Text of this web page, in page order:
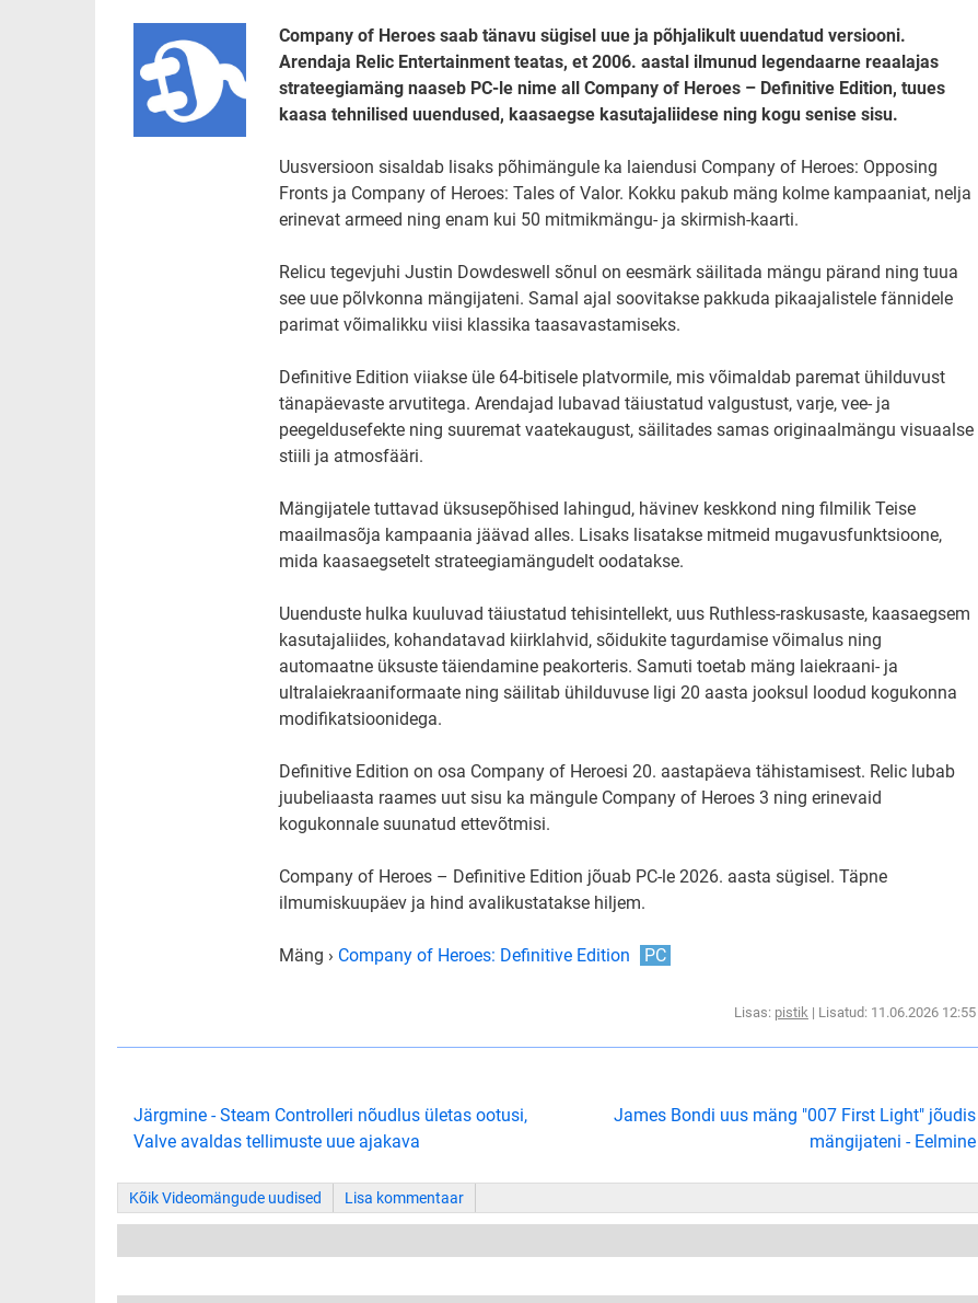
Company of Heroes saab tänavu sügisel uue ja põhjalikult uuendatud versiooni.
Arendaja Relic Entertainment teatas, et 2006. aastal ilmunud legendaarne reaalajas
strateegiamäng naaseb PC-le nime all Company of Heroes – Definitive Edition, tuues
kaasa tehnilised uuendused, kaasaegse kasutajaliidese ning kogu senise sisu.
Uusversioon sisaldab lisaks põhimängule ka laiendusi Company of Heroes: Opposing
Fronts ja Company of Heroes: Tales of Valor. Kokku pakub mäng kolme kampaaniat, nelja
erinevat armeed ning enam kui 50 mitmikmängu- ja skirmish-kaarti.
Relicu tegevjuhi Justin Dowdeswell sõnul on eesmärk säilitada mängu pärand ning tuua
see uue põlvkonna mängijateni. Samal ajal soovitakse pakkuda pikaajalistele fännidele
parimat võimalikku viisi klassika taasavastamiseks.
Definitive Edition viiakse üle 64-bitisele platvormile, mis võimaldab paremat ühilduvust
tänapäevaste arvutitega. Arendajad lubavad täiustatud valgustust, varje, vee- ja
peegeldusefekte ning suuremat vaatekaugust, säilitades samas originaalmängu visuaalse
stiili ja atmosfääri.
Mängijatele tuttavad üksusepõhised lahingud, hävinev keskkond ning filmilik Teise
maailmasõja kampaania jäävad alles. Lisaks lisatakse mitmeid mugavusfunktsioone,
mida kaasaegsetelt strateegiamängudelt oodatakse.
Uuenduste hulka kuuluvad täiustatud tehisintellekt, uus Ruthless-raskusaste, kaasaegsem
kasutajaliides, kohandatavad kiirklahvid, sõidukite tagurdamise võimalus ning
automaatne üksuste täiendamine peakorteris. Samuti toetab mäng laiekraani- ja
ultralaiekraaniformaate ning säilitab ühilduvuse ligi 20 aasta jooksul loodud kogukonna
modifikatsioonidega.
Definitive Edition on osa Company of Heroesi 20. aastapäeva tähistamisest. Relic lubab
juubeliaasta raames uut sisu ka mängule Company of Heroes 3 ning erinevaid
kogukonnale suunatud ettevõtmisi.
Company of Heroes – Definitive Edition jõuab PC-le 2026. aasta sügisel. Täpne
ilmumiskuupäev ja hind avalikustatakse hiljem.
Mäng › Company of Heroes: Definitive Edition PC
Lisas: pistik | Lisatud: 11.06.2026 12:55
Järgmine - Steam Controlleri nõudlus ületas ootusi,
Valve avaldas tellimuste uue ajakava
James Bondi uus mäng "007 First Light" jõudis
mängijateni - Eelmine
Kõik Videomängude uudised Lisa kommentaar